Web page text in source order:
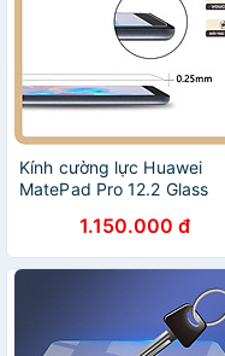
Kính cường lực Huawei
MatePad Pro 12.2 Glass
1.150.000 đ